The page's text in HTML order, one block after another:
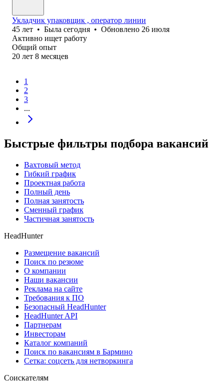
Укладчик упаковщик , оператор линии
45 лет • Была сегодня • Обновлено 26 июля
Активно ищет работу
Общий опыт
20 лет 8 месяцев
1
2
3
...
Быстрые фильтры подбора вакансий
Вахтовый метод
Гибкий график
Проектная работа
Полный день
Полная занятость
Сменный график
Частичная занятость
HeadHunter
Размещение вакансий
Поиск по резюме
О компании
Наши вакансии
Реклама на сайте
Требования к ПО
Безопасный HeadHunter
HeadHunter API
Партнерам
Инвесторам
Каталог компаний
Поиск по вакансиям в Бармино
Сетка: соцсеть для нетворкинга
Соискателям